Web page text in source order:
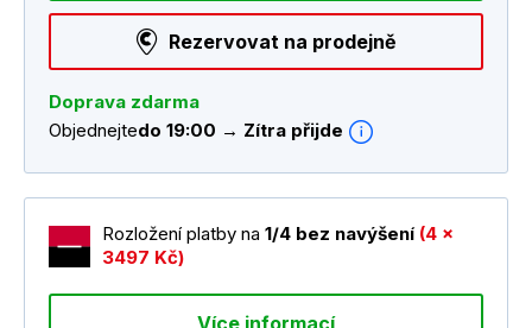
Rezervovat na prodejně
Doprava zdarma
Objednejtedo 19:00 → Zítra přijde
Rozložení platby na 1/4 bez navýšení (4 x
3497 Kč)